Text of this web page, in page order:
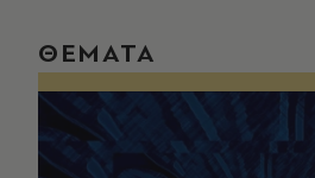
ΘΕΜΑΤΑ